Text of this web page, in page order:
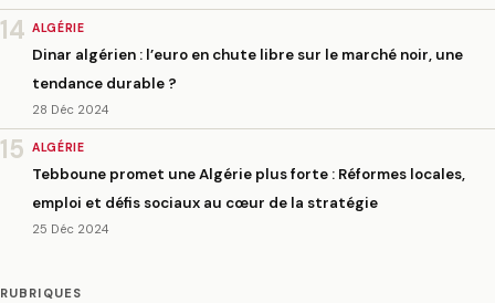
14 ALGÉRIE
Dinar algérien : l’euro en chute libre sur le marché noir, une
tendance durable ?
28 Déc 2024
15 ALGÉRIE
Tebboune promet une Algérie plus forte : Réformes locales,
emploi et défis sociaux au cœur de la stratégie
25 Déc 2024
RUBRIQUES